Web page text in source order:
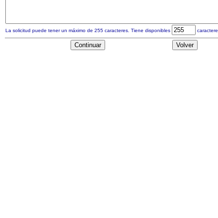
La solicitud puede tener un máximo de 255 caracteres. Tiene disponibles